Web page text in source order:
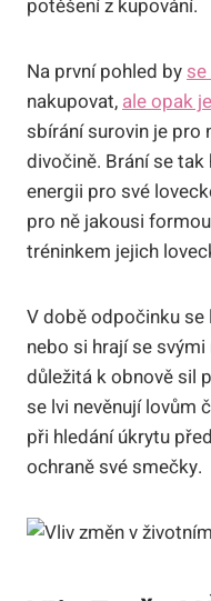
potěšení z kupování.
Na první pohled by
nakupovat,ale opak
sbírání surovin je pro
divočině. Brání se
energii pro své
pro ně jakousi
tréninkem jejich
V době odpočinku
nebo si hrají se
důležitá k obnově sil
se lvi nevěnují lovům
při hledání úkrytu
ochraně své smečky.